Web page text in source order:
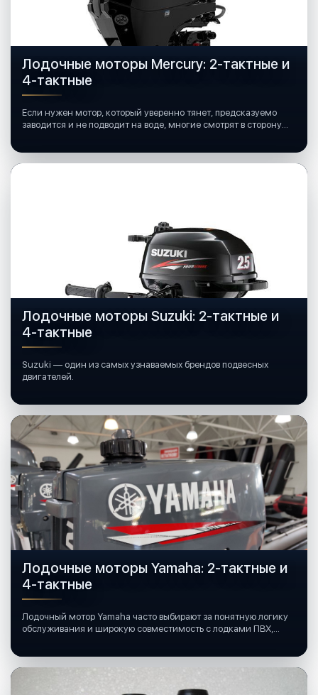
Лодочные моторы Mercury: 2-тактные и
4-тактные
Если нужен мотор, который уверенно тянет, предсказуемо
заводится и не подводит на воде, многие смотрят в сторону
Лодочные моторы Suzuki: 2-тактные и
4-тактные
Suzuki — один из самых узнаваемых брендов подвесных
двигателей.
Лодочные моторы Yamaha: 2-тактные и
4-тактные
Лодочный мотор Yamaha часто выбирают за понятную логику
обслуживания и широкую совместимость с лодками ПВХ,